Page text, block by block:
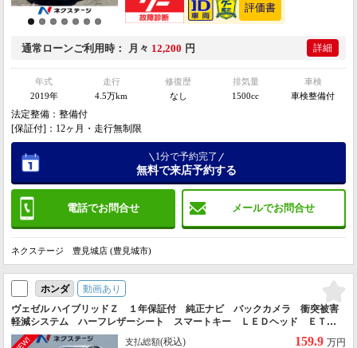
通常ローンご利用時 月々 12,200 円 詳細
年式
2019年
走行
4.5万km
修復歴
なし
排気量
1500cc
車検
車検整備付
法定整備：整備付
[保証付]：12ヶ月・走行無制限
電話でお問合せ メールでお問合せ
1分で予約完了
無料で来店予約する
ネクステージ 豊見城店 (豊見城市)
ホンダ
動画あり
ヴェゼル ハイブリッドＺ １年保証付 純正ナビ バックカメラ 衝突被害
軽減システム ハーフレザーシート スマートキー ＬＥＤヘッド ＥＴ
Ｃ クルコン 純正１７インチアルミ オートライト デュアルエアコン
支払総額(税込) 159.9 万円